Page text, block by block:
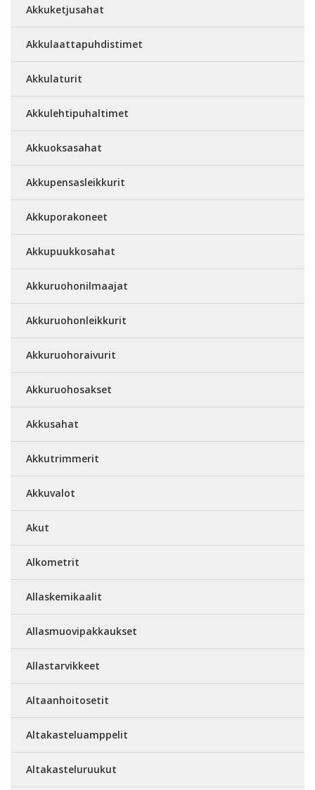
Akkuketjusahat
Akkulaattapuhdistimet
Akkulaturit
Akkulehtipuhaltimet
Akkuoksasahat
Akkupensasleikkurit
Akkuporakoneet
Akkupuukkosahat
Akkuruohonilmaajat
Akkuruohonleikkurit
Akkuruohoraivurit
Akkuruohosakset
Akkusahat
Akkutrimmerit
Akkuvalot
Akut
Alkometrit
Allaskemikaalit
Allasmuovipakkaukset
Allastarvikkeet
Altaanhoitosetit
Altakasteluamppelit
Altakasteluruukut